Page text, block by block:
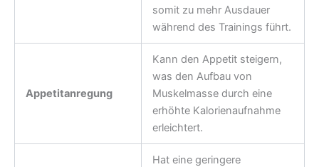
somit zu mehr Ausdauer
während des Trainings führt.
Appetitanregung
Kann den Appetit steigern,
was den Aufbau von
Muskelmasse durch eine
erhöhte Kalorienaufnahme
erleichtert.
Hat eine geringere